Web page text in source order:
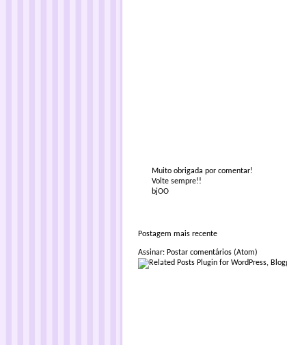
Muito obrigada por comentar!
Volte sempre!!
bjOO
Postagem mais recente
Assinar: Postar comentários (Atom)